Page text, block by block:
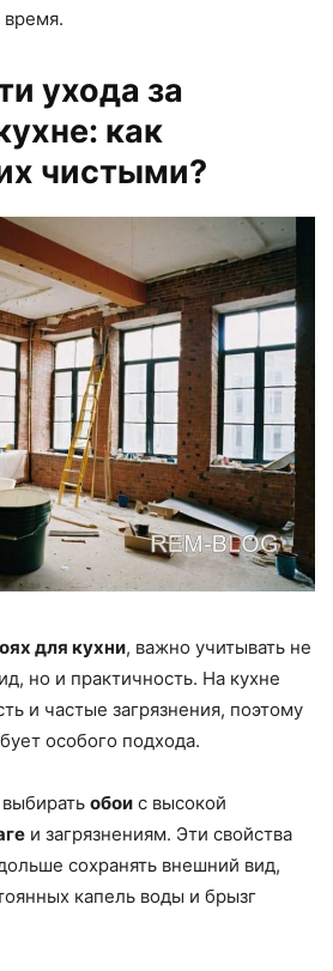
время.
ухода за
как
чистыми?
для кухни, важно учитывать не
но и практичность. На кухне
и частые загрязнения, поэтому
особого подхода.
обои с высокой
и загрязнениям. Эти свойства
сохранять внешний вид,
капель воды и брызг